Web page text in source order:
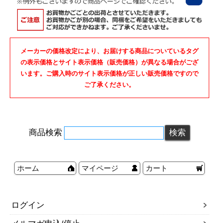
メーカーの価格改定により、お届けする商品についているタグ
の表示価格とサイト表示価格（販売価格）が異なる場合がござ
います。ご購入時のサイト表示価格が正しい販売価格ですので
ご了承ください。
商品検索
ホーム マイページ カート
ログイン